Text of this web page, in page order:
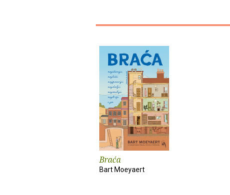
Braća
Bart Moeyaert